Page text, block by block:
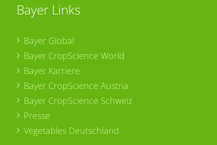
Bayer Links
Bayer Global
Bayer CropScience World
Bayer Karriere
Bayer CropScience Austria
Bayer CropScience Schweiz
Presse
Vegetables Deutschland